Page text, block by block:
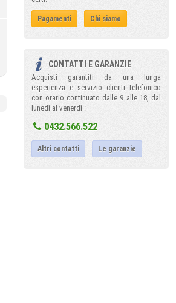
Pagamenti Chi siamo
CONTATTI E GARANZIE
Acquisti garantiti da una lunga
esperienza e servizio clienti telefonico
con orario continuato dalle 9 alle 18, dal
lunedì al venerdì :
0432.566.522
Altri contatti Le garanzie